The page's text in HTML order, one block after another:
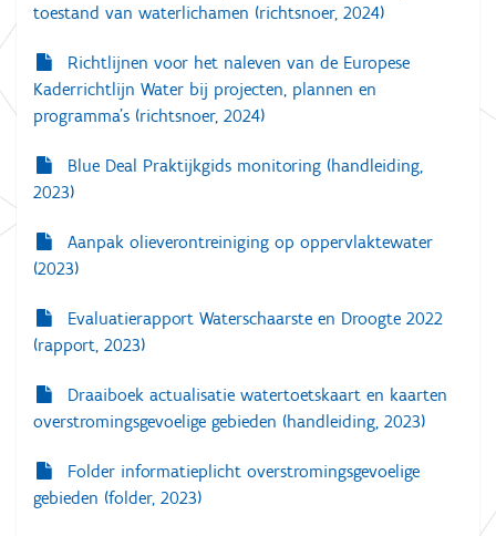
i
e
toestand van waterlichamen (richtsnoer, 2024)
Richtlijnen voor het naleven van de Europese
Kaderrichtlijn Water bij projecten, plannen en
programma’s (richtsnoer, 2024)
Blue Deal Praktijkgids monitoring (handleiding,
2023)
Aanpak olieverontreiniging op oppervlaktewater
(2023)
Evaluatierapport Waterschaarste en Droogte 2022
(rapport, 2023)
Draaiboek actualisatie watertoetskaart en kaarten
overstromingsgevoelige gebieden (handleiding, 2023)
Folder informatieplicht overstromingsgevoelige
gebieden (folder, 2023)